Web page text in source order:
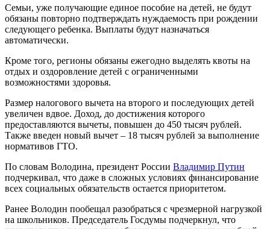
Семьи, уже получающие единое пособие на детей, не будут
обязаны повторно подтверждать нуждаемость при рождении
следующего ребенка. Выплаты будут назначаться
автоматически.
Кроме того, регионы обязаны ежегодно выделять квоты на
отдых и оздоровление детей с ограниченными
возможностями здоровья.
Размер налогового вычета на второго и последующих детей
увеличен вдвое. Доход, до достижения которого
предоставляются вычеты, повышен до 450 тысяч рублей.
Также введен новый вычет – 18 тысяч рублей за выполнение
нормативов ГТО.
По словам Володина, президент России Владимир Путин
подчеркивал, что даже в сложных условиях финансирование
всех социальных обязательств остается приоритетом.
Ранее Володин пообещал разобраться с чрезмерной нагрузкой
на школьников. Председатель Госдумы подчеркнул, что